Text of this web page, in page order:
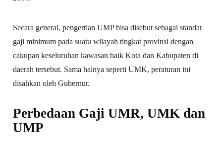
Secara general, pengertian UMP bisa disebut sebagai standar
gaji minimum pada suatu wilayah tingkat provinsi dengan
cakupan keseluruhan kawasan baik Kota dan Kabupaten di
daerah tersebut. Sama halnya seperti UMK, peraturan ini
disahkan oleh Gubernur.
Perbedaan Gaji UMR, UMK dan
UMP